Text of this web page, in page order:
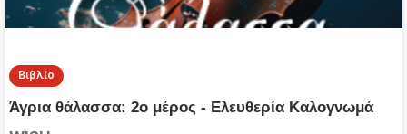
Βιβλίο
Άγρια θάλασσα: 2ο μέρος - Ελευθερία Καλογνωμά